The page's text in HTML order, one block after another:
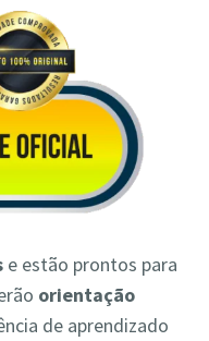
e estão prontos para
orientação
de aprendizado